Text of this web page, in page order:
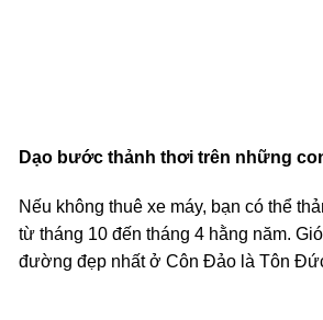
Dạo bước thảnh thơi trên những
Nếu không thuê xe máy, bạn có thể
từ tháng 10 đến tháng 4 hằng năm.
đường đẹp nhất ở Côn Đảo là Tôn